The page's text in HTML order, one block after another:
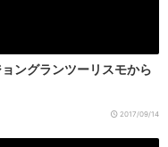
ングランツーリスモから
2017/09/14